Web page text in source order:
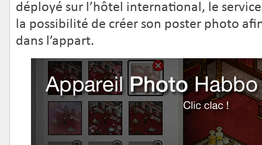
déployé sur l’hôtel international, le
la possibilité de créer son poster photo
dans l’appart.